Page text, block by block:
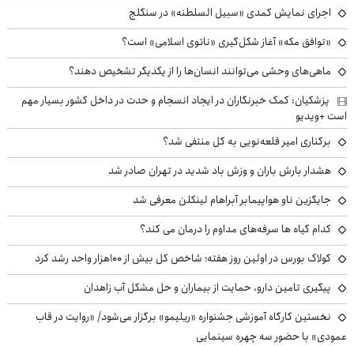
اجرای نمایش کمدی «سبیل السلطنه» در سنگلج
«توافق مکه» آغاز شکل‌گیری «ناتوی اسلامی» است؟
ماهی‌های وحشی می‌توانند انسان‌ها را از یکدیگر تشخیص دهند؟
پزشکیان: کمک خبرنگاران در ایجاد انسجام و حدت در داخل کشور بسیار مهم
است +ویدیو
برکناری امیر قلعه‌نویی به کل منتفی شد؟
هشدار بارش باران و وزش باد شدید در تهران صادر شد
جایگزین ناو هواپیمابر آبراهام لینکلن معرفی شد
کدام گیاه ها سرفه‌های مداوم را درمان می کند؟
کولاک بورس در اولین روز هفته؛ شاخص کل بیش از ۱۰۰هزار واحد رشد کرد
پیگیری تامین دارو، حمایت از بیماران و حل مشکل آب زاهدان
نخستین کارگاه آموزشی جشنواره «ریلیمو» برگزار می‌شود/ «روایت در قاب
عمودی» با حضور سه چهره سینمایی